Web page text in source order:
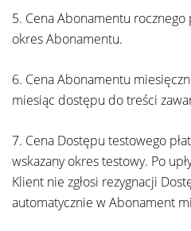
5. Cena Abonamentu rocznego
okres Abonamentu.
6. Cena Abonamentu
miesiąc dostępu do treści
7. Cena Dostępu testowego
wskazany okres testowy. Po
Klient nie zgłosi rezygnacji
automatycznie w Abonament